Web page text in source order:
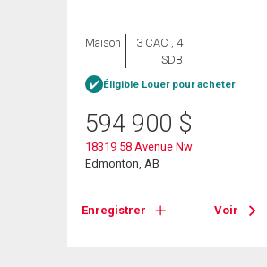
Maison
3 CAC , 4
SDB
Éligible Louer pour acheter
594 900 $
18319 58 Avenue Nw
Edmonton, AB
Enregistrer Voir